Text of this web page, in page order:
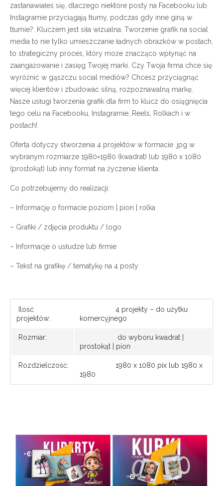
zastanawiałeś się, dlaczego niektóre posty na Facebooku lub
Instagramie przyciągają tłumy, podczas gdy inne giną w
tłumie?. Kluczem jest siła wizualna. Tworzenie grafik na social
media to nie tylko umieszczanie ładnych obrazków w postach,
to strategiczny proces, który może znacząco wpłynąć na
zaangażowanie i zasięg Twojej marki. Czy Twoja firma chce się
wyróżnić w gąszczu social mediów? Chcesz przyciągnąć
więcej klientów i zbudować silną, rozpoznawalną markę.
Nasze usługi tworzenia grafik dla firm to klucz do osiągnięcia
tego celu na Facebooku, Instagramie, Reels, Rolkach i w
postach!
Oferta dotyczy stworzenia 4 projektów w formacie .jpg w
wybranym rozmiarze 1980×1980 (kwadrat) lub 1980 x 1080
(prostokąt) lub inny format na życzenie klienta.
Co potrzebujemy do realizacji:
– Informację o formacie poziom | pion | rolka
– Grafiki / zdjęcia produktu / logo
– Informacje o usłudze lub firmie
– Tekst na grafikę / tematykę na 4 posty
Ilość
projektów:
4 projekty – do użytku
komercyjnego
Rozmiar:
do wyboru kwadrat |
prostokąt | pion
Rozdzielczość:
1980 x 1080 pix lub 1980 x
1980